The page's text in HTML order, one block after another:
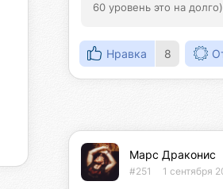
60 уровень это на
Нравка 8
Марс Драконис
#251 1 сентября